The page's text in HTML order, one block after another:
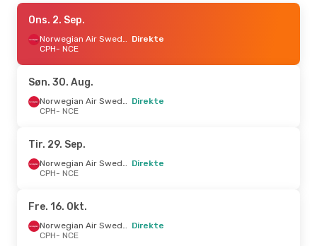
Lør. 22. Aug.
Norwegian Air Sweden Direkte
CPH- NCE
NCE- CPH
Ons. 30. Sep.- Tir. 6. Okt.
NCE - CPH
Scandinavian Airlines
CPH- NCE
Scandinavian Airlines
Direkte
NCE - CPH
Ons. 2. Sep.
Norwegian Air Sweden Direkte
CPH- NCE
Søn. 30. Aug.
Norwegian Air Sweden Direkte
CPH- NCE
Tir. 29. Sep.
Norwegian Air Sweden Direkte
CPH- NCE
Fre. 16. Okt.
Norwegian Air Sweden Direkte
CPH- NCE